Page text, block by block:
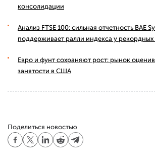
консолидации
Анализ FTSE 100: сильная отчетность BAE
поддерживает ралли индекса у
Евро и фунт сохраняют рост: рынок
занятости в США
Поделиться новостью